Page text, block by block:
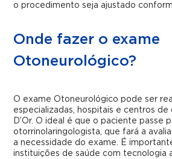
o procedimento seja ajustado
Onde fazer o exame
Otoneurológico?
O exame Otoneurológico pode ser
especializadas, hospitais e centros
D’Or. O ideal é que o paciente passe
otorrinolaringologista, que fará a
a necessidade do exame. É
instituições de saúde com tecnologia